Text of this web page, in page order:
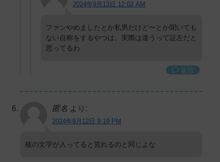
2024年9月13日 12:02 AM
ファンやめましたとか私男だけど〜とか聞いても
ない自称をするやつは、実際は違うって証左だと
思ってるわ
返信
匿名 より:
2024年9月12日 9:19 PM
核の文字が入ってると荒れるのと同じよな